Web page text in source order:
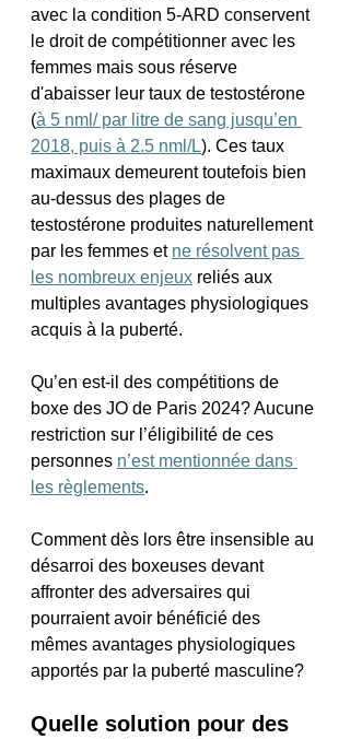
avec la condition 5-ARD conservent
le droit de compétitionner avec les
femmes mais sous réserve
d'abaisser leur taux de testostérone
(à 5 nml/ par litre de sang jusqu’en
2018, puis à 2.5 nml/L). Ces taux
maximaux demeurent toutefois bien
au-dessus des plages de
testostérone produites naturellement
par les femmes et ne résolvent pas
les nombreux enjeux reliés aux
multiples avantages physiologiques
acquis à la puberté.
Qu’en est-il des compétitions de
boxe des JO de Paris 2024? Aucune
restriction sur l’éligibilité de ces
personnes n’est mentionnée dans
les règlements.
Comment dès lors être insensible au
désarroi des boxeuses devant
affronter des adversaires qui
pourraient avoir bénéficié des
mêmes avantages physiologiques
apportés par la puberté masculine?
Quelle solution pour des